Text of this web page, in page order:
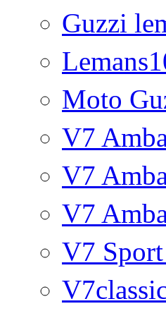
Guzzi
Moto
V7
V7
V7
V7